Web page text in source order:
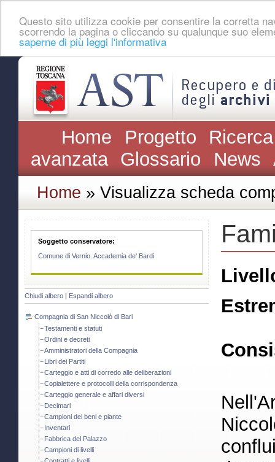
Questo sito utilizza cookie per consentire la corretta
scorrendo la pagina o cliccando su qualunque suo
saperne di più leggi l'informativa
Home Progetto
avanzata Glossario News
Home » Visualizza scheda
Soggetto conservatore:
Comune di Vernio. Accademia de' Bardi
Chiudi albero Espandi albero
Compagnia di San Niccolò di Bari
Testamenti e statuti
Ordini e decreti
Amministratori della Compagnia
Libri dei Partiti
Carteggio e atti di corredo alle deliberazioni
Copialettere e protocolli della corrispondenza
Carteggio generale e affari diversi
Decimari
Campioni dei beni e piante
Inventari
Fabbrica del Palazzo
Campioni di livelli
Contratti e livelli